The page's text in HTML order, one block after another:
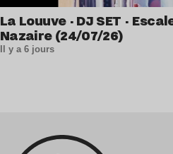
La Louuve · DJ SET ·
Nazaire (24/07/26)
Il y a 6 jours